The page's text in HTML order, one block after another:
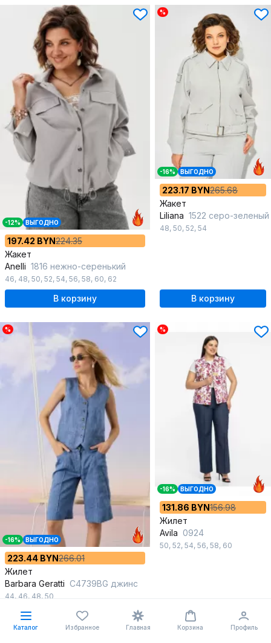
-12% ВЫГОДНО
197.42 BYN224.35
Жакет
Anelli 1816 нежно-серенький
46, 48, 50, 52, 54, 56, 58, 60, 62
В корзину
%
-16% ВЫГОДНО
223.17 BYN265.68
Жакет
Liliana 1522 серо-зеленый
48, 50, 52, 54
В корзину
%
-16% ВЫГОДНО
223.44 BYN266.01
Жилет
Barbara Geratti С4739BG джинс
44, 46, 48, 50
В корзину
%
-16% ВЫГОДНО
131.86 BYN156.98
Жилет
Avila 0924
50, 52, 54, 56, 58, 60
В корзину
Каталог Избранное Главная Корзина Профиль